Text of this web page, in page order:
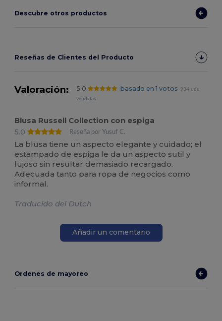
Descubre otros productos
Reseñas de Clientes del Producto
Valoración: 5.0 basado en 1 votos
934 uds.
vendidas
Blusa Russell Collection con espiga
5.0
Reseña por Yusuf C.
La blusa tiene un aspecto elegante y cuidado; el
estampado de espiga le da un aspecto sutil y
lujoso sin resultar demasiado recargado.
Adecuada tanto para ropa de negocios como
informal.
Traducido del Dutch
Añadir un comentario
Ordenes de mayoreo